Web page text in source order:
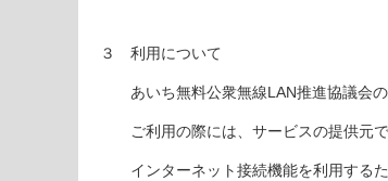
３ 利用について
あいち無料公衆無線LAN推進協議会の
ご利用の際には、サービスの提供元で
インターネット接続機能を利用するた